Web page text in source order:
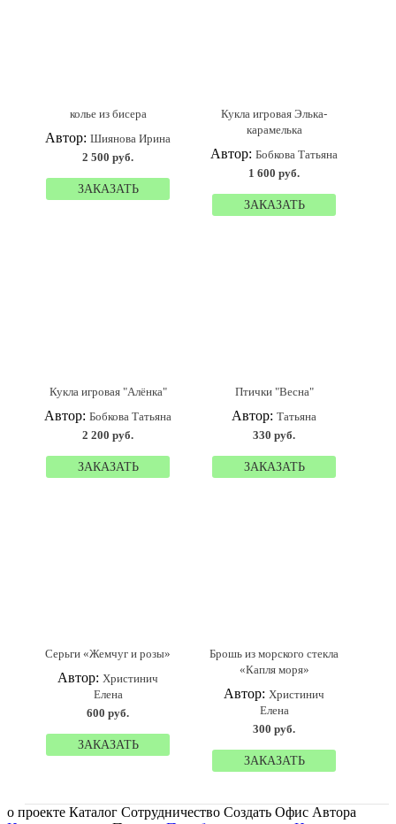
колье из бисера
Автор:Шиянова Ирина
2 500 руб.
ЗАКАЗАТЬ
Кукла игровая Элька-
карамелька
Автор:Бобкова Татьяна
1 600 руб.
ЗАКАЗАТЬ
Кукла игровая "Алёнка"
Автор:Бобкова Татьяна
2 200 руб.
ЗАКАЗАТЬ
Птички "Весна"
Автор:Татьяна
330 руб.
ЗАКАЗАТЬ
Серьги «Жемчуг и розы»
Автор: Христинич
Елена
600 руб.
ЗАКАЗАТЬ
Брошь из морского стекла
«Капля моря»
Автор: Христинич
Елена
300 руб.
ЗАКАЗАТЬ
о проекте Каталог Сотрудничество Создать Офис Автора